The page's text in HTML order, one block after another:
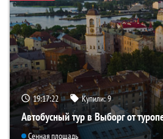
19:17:21 Купили:9
Автобусный тур в Выборг от
Сенная площадь